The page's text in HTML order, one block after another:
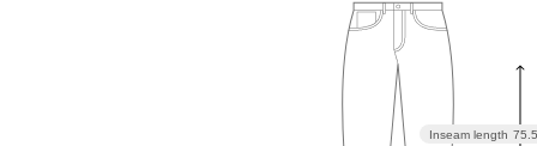
Inseam length